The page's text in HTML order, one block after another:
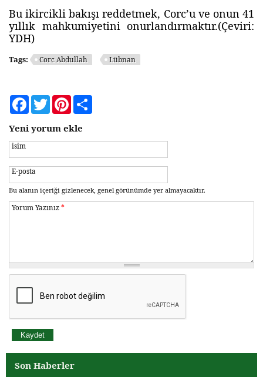
Bu ikircikli bakışı reddetmek, Corc’u ve onun 41
yıllık mahkumiyetini onurlandırmaktır.(Çeviri:
YDH)
Tags: Corc Abdullah Lübnan
FacebookTwitterPinterest
Yeni yorum ekle
isim
E-posta
Bu alanın içeriği gizlenecek, genel görünümde yer almayacaktır.
Yorum Yazınız*
Son Haberler